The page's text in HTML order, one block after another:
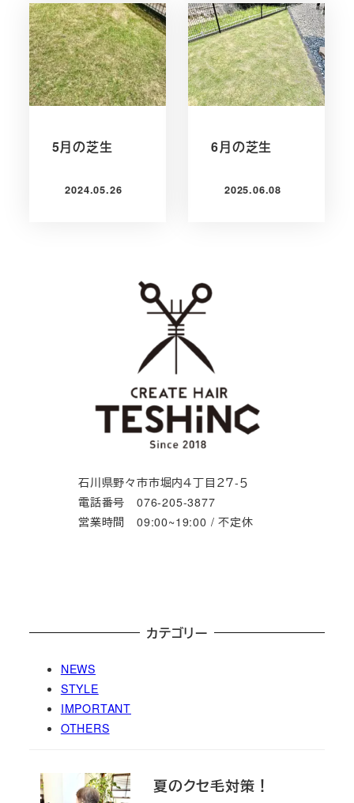
5月の芝生
投稿日
2024.05.26
6月の芝生
投稿日
2025.06.08
石川県野々市市堀内４丁目２７-５
電話番号 076-205-3877
営業時間 09:00~19:00 / 不定休
カテゴリー
NEWS
STYLE
IMPORTANT
OTHERS
夏のクセ毛対策！